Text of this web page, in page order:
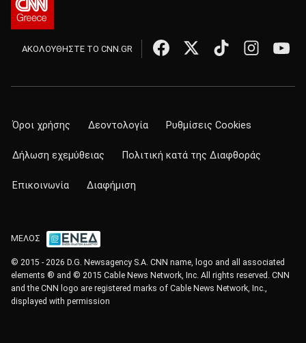
ΑΚΟΛΟΥΘΗΣΤΕ ΤΟ CNN.GR
Όροι χρήσης Δεοντολογία Ρυθμίσεις Cookies
Δήλωση εχεμύθειας Πολιτική κατά της Διαφθοράς
Επικοινωνία Διαφήμιση
ΜΕΛΟΣ
© 2015 - 2026 D.G. Newsagency S.A. CNN name, logo and all associated
elements ® and © 2015 Cable News Network, Inc. All rights reserved. CNN
and the CNN logo are registered marks of Cable News Network, Inc.,
displayed with permission